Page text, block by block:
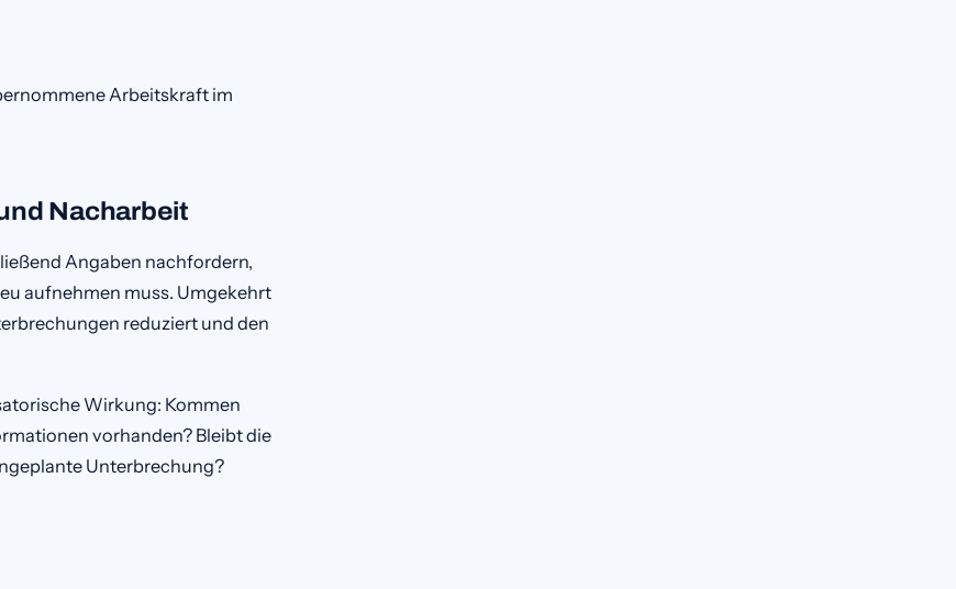
Arbeitskraft im
Nacharbeit
Angaben nachfordern,
aufnehmen muss. Umgekehrt
reduziert und den
Wirkung: Kommen
vorhanden? Bleibt die
Unterbrechung?